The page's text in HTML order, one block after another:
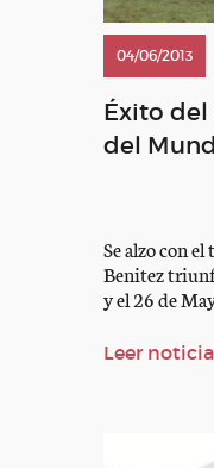
04/06/2013
Éxito del
del
Se alzo con
Benitez
y el 26 de
Sighisoara,
Leer noticia